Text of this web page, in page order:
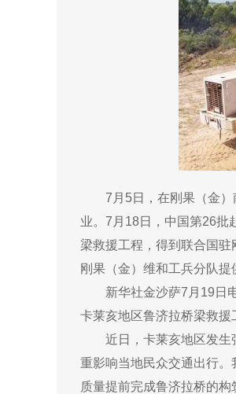
7月5日，在刚果（金
业。7月18日，中国第26批
梁救援工程，得到联合国
刚果（金）维和工兵分队提
新华社金沙萨7月19日
卡莱亥地区鲁济拉桥梁救援
近日，卡莱亥地区发
重影响当地民众交通出行
质量提前完成鲁济拉桥的构